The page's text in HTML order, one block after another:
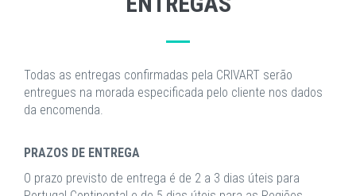
Todas as entregas confirmadas pela CRIVART serão
entregues na morada especificada pelo cliente nos dados
da encomenda.
PRAZOS DE ENTREGA
O prazo previsto de entrega é de 2 a 3 dias úteis para